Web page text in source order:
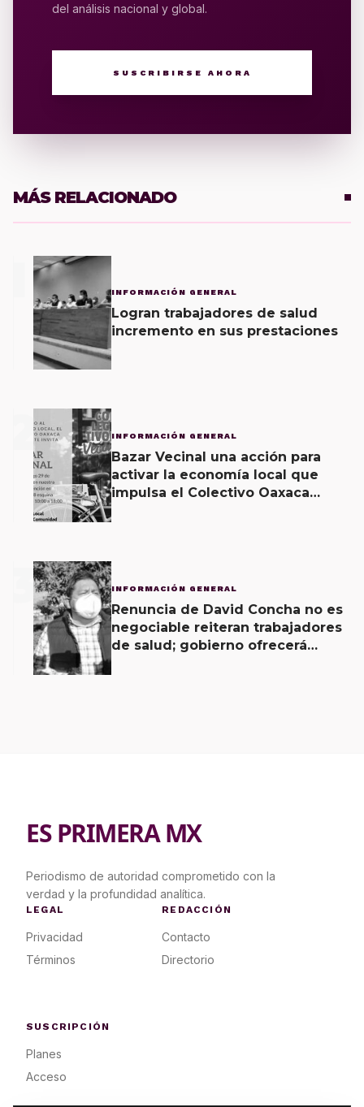
del análisis nacional y global.
SUSCRIBIRSE AHORA
MÁS RELACIONADO
INFORMACIÓN GENERAL
Logran trabajadores de salud
incremento en sus prestaciones
2 INFORMACIÓN GENERAL
Bazar Vecinal una acción para
activar la economía local que
impulsa el Colectivo Oaxaca
3 INFORMACIÓN GENERAL
Renuncia de David Concha no es
negociable reiteran trabajadores
de salud; gobierno ofrecerá
ES PRIMERA MX
Periodismo de autoridad comprometido con la
verdad y la profundidad analítica.
LEGAL
Privacidad
Términos
REDACCIÓN
Contacto
Directorio
SUSCRIPCIÓN
Planes
Acceso